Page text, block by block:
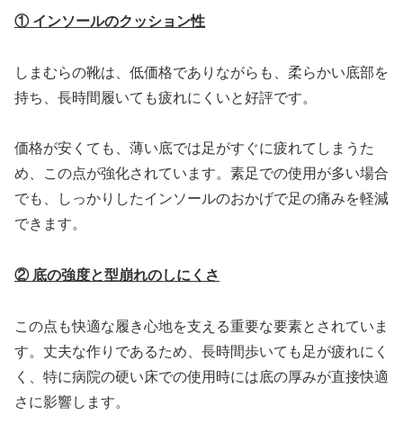
① インソールのクッション性
しまむらの靴は、低価格でありながらも、柔らかい底部を
持ち、長時間履いても疲れにくいと好評です。
価格が安くても、薄い底では足がすぐに疲れてしまうた
め、この点が強化されています。素足での使用が多い場合
でも、しっかりしたインソールのおかげで足の痛みを軽減
できます。
② 底の強度と型崩れのしにくさ
この点も快適な履き心地を支える重要な要素とされていま
す。丈夫な作りであるため、長時間歩いても足が疲れにく
く、特に病院の硬い床での使用時には底の厚みが直接快適
さに影響します。